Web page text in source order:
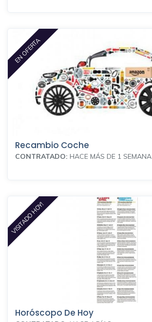
EN OFERTA
Recambio Coche
CONTRATADO: HACE MÁS DE 1 SEMANA
VISITADO HOY!
Horóscopo De Hoy